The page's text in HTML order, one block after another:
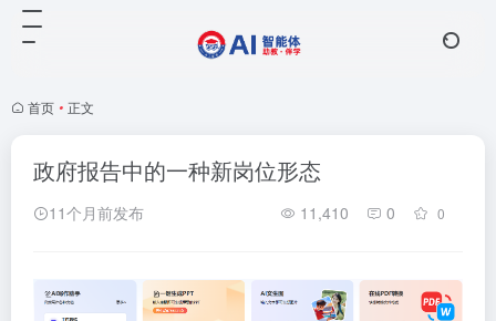
首页 • 正文
政府报告中的一种新岗位形态
11个月前发布 11,410 0 0